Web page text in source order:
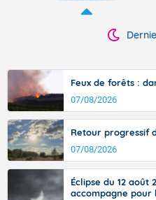
Feux de forêts :
07/08/2026
Retour progressif
07/08/2026
Éclipse du 12 août
accompagne pour